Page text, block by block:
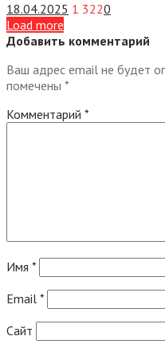
18.04.2025 1 3220
Load more
Добавить комментарий
Ваш адрес email не будет
помечены *
Комментарий *
Имя *
Email *
Сайт